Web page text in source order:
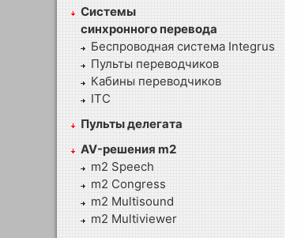
Системы
синхронного перевода
Беспроводная система Integrus
Пульты переводчиков
Кабины переводчиков
ITC
Пульты делегата
AV-решения m2
m2 Speech
m2 Congress
m2 Multisound
m2 Multiviewer